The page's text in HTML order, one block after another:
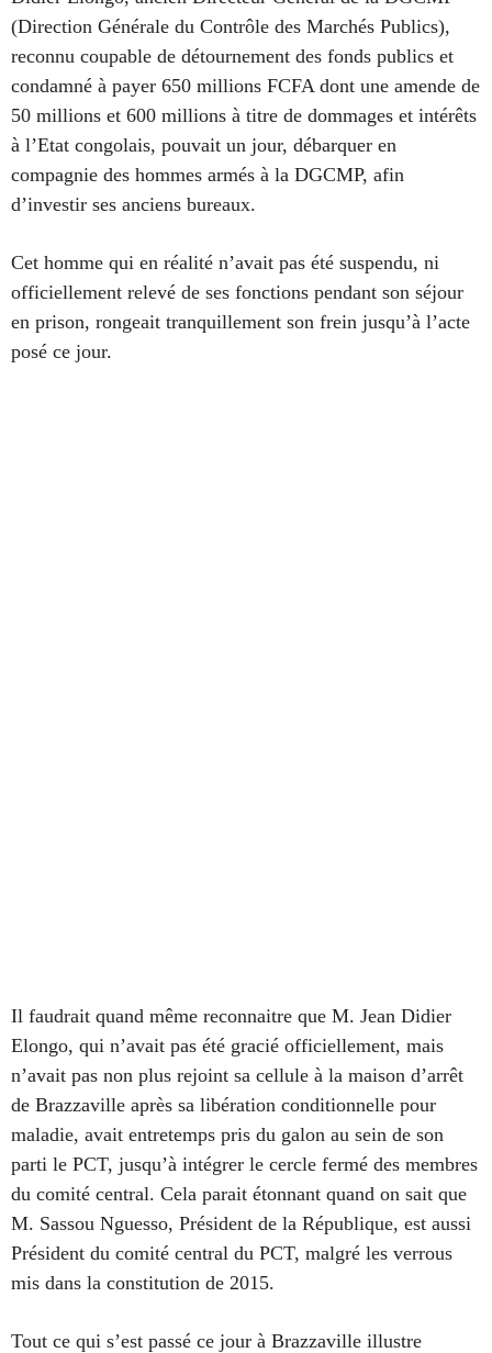
(Direction Générale du Contrôle des Marchés Publics),
reconnu coupable de détournement des fonds publics et
condamné à payer 650 millions FCFA dont une amende de
50 millions et 600 millions à titre de dommages et intérêts
à l’Etat congolais, pouvait un jour, débarquer en
compagnie des hommes armés à la DGCMP, afin
d’investir ses anciens bureaux.
Cet homme qui en réalité n’avait pas été suspendu, ni
officiellement relevé de ses fonctions pendant son séjour
en prison, rongeait tranquillement son frein jusqu’à l’acte
posé ce jour.
Il faudrait quand même reconnaitre que M. Jean Didier
Elongo, qui n’avait pas été gracié officiellement, mais
n’avait pas non plus rejoint sa cellule à la maison d’arrêt
de Brazzaville après sa libération conditionnelle pour
maladie, avait entretemps pris du galon au sein de son
parti le PCT, jusqu’à intégrer le cercle fermé des membres
du comité central. Cela parait étonnant quand on sait que
M. Sassou Nguesso, Président de la République, est aussi
Président du comité central du PCT, malgré les verrous
mis dans la constitution de 2015.
Tout ce qui s’est passé ce jour à Brazzaville illustre